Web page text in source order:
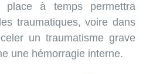
place à temps permettra
traumatiques, voire dans
un traumatisme grave
une hémorragie interne.